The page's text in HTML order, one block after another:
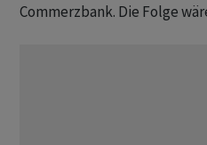
Commerzbank. Die Folge